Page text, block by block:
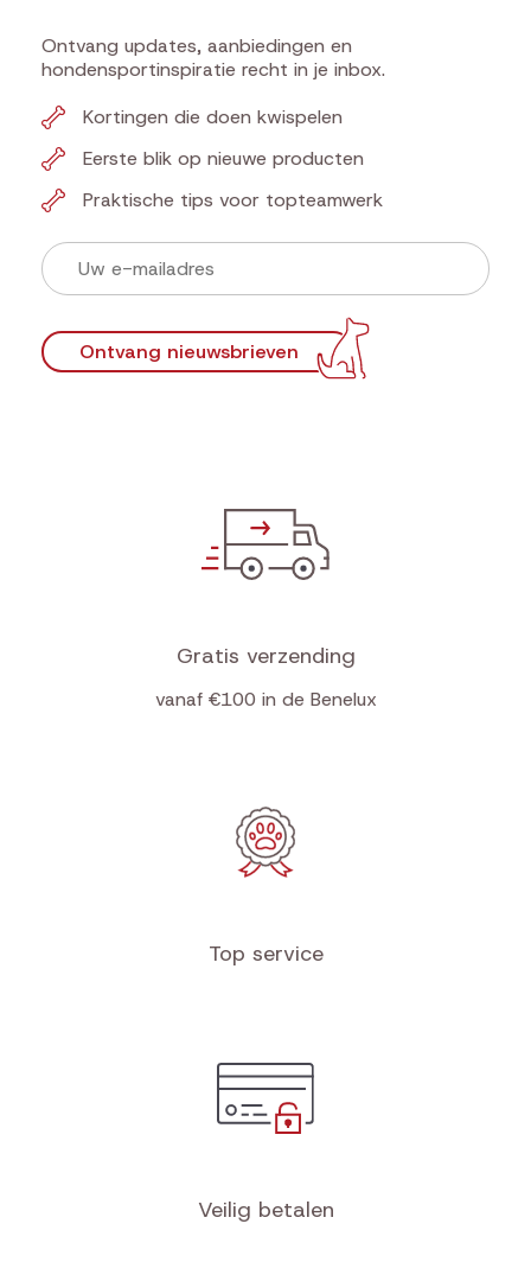
Ontvang updates, aanbiedingen en
hondensportinspiratie recht in je inbox.
Kortingen die doen kwispelen
Eerste blik op nieuwe producten
Praktische tips voor topteamwerk
Ontvang nieuwsbrieven
Gratis verzending
vanaf €100 in de Benelux
Top service
Veilig betalen